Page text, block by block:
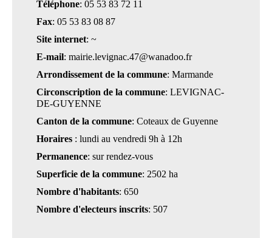
Téléphone: 05 53 83 72 11
Fax: 05 53 83 08 87
Site internet: ~
E-mail: mairie.levignac.47@wanadoo.fr
Arrondissement de la commune: Marmande
Circonscription de la commune: LEVIGNAC-
DE-GUYENNE
Canton de la commune: Coteaux de Guyenne
Horaires : lundi au vendredi 9h à 12h
Permanence: sur rendez-vous
Superficie de la commune: 2502 ha
Nombre d'habitants: 650
Nombre d'electeurs inscrits: 507